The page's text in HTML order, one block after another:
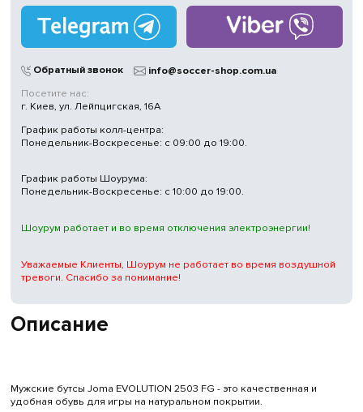
Описание
Мужские бутсы Joma EVOLUTION 2503 FG - это качественная и
удобная обувь для игры на натуральном покрытии.
Обратный звонок
info@soccer-shop.com.ua
Посетите нас:
г. Киев, ул. Лейпцигская, 16А
График работы колл-центра:
Понедельник-Воскресенье: с 09:00 до 19:00.
График работы Шоурума:
Понедельник-Воскресенье: с 10:00 до 19:00.
Шоурум работает и во время отключения электроэнергии!
Уважаемые Клиенты, Шоурум не работает во время воздушной
тревоги. Спасибо за понимание!